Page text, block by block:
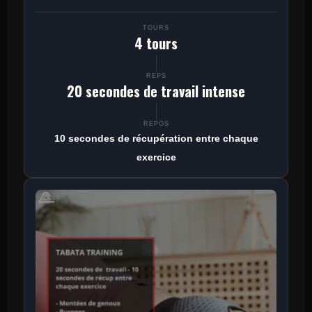
TOURS
4 tours
REPS
20 secondes de travail intense
REPOS
10 secondes de récupération entre chaque
exercice